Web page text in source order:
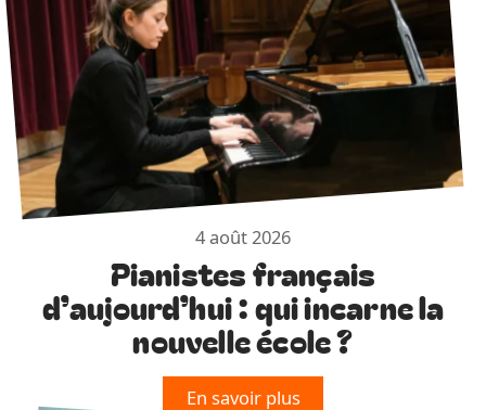
4 août 2026
Pianistes français
d’aujourd’hui : qui incarne la
nouvelle école ?
En savoir plus